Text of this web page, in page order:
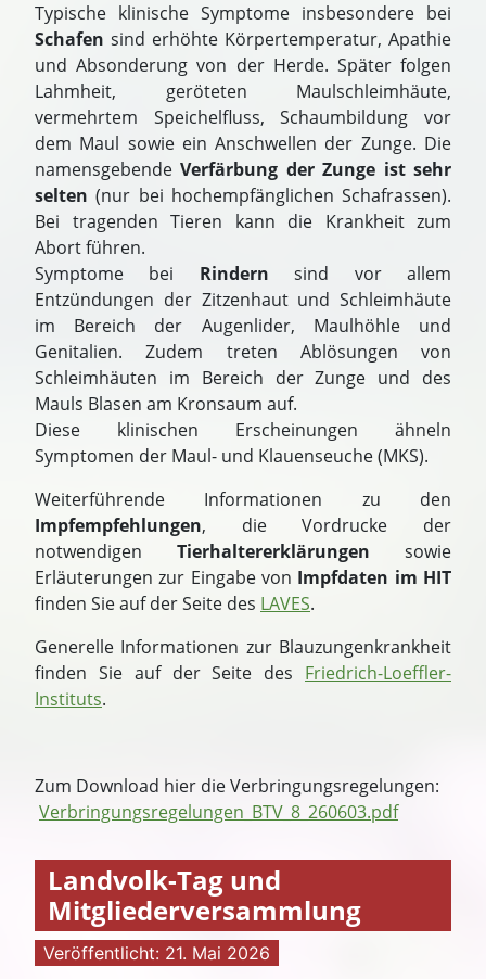
Typische klinische Symptome insbesondere bei
Schafen sind erhöhte Körpertemperatur, Apathie
und Absonderung von der Herde. Später folgen
Lahmheit, geröteten Maulschleimhäute,
vermehrtem Speichelfluss, Schaumbildung vor
dem Maul sowie ein Anschwellen der Zunge. Die
namensgebendeVerfärbung der Zunge ist sehr
selten (nur bei hochempfänglichen Schafrassen).
Bei tragenden Tieren kann die Krankheit zum
Abort führen.
Symptome bei Rindern sind vor allem
Entzündungen der Zitzenhaut und Schleimhäute
im Bereich der Augenlider, Maulhöhle und
Genitalien. Zudem treten Ablösungen von
Schleimhäuten im Bereich der Zunge und des
Mauls Blasen am Kronsaum auf.
Diese klinischen Erscheinungen ähneln
Symptomen der Maul- und Klauenseuche (MKS).
Weiterführende Informationen zu den
Impfempfehlungen, die Vordrucke der
notwendigen Tierhaltererklärungen sowie
Erläuterungen zur Eingabe von Impfdaten im HIT
finden Sie auf der Seite des LAVES.
Generelle Informationen zur Blauzungenkrankheit
finden Sie auf der Seite des Friedrich-Loeffler-
Instituts.
Zum Download hier die Verbringungsregelungen:
Verbringungsregelungen_BTV_8_260603.pdf
Landvolk-Tag und
Mitgliederversammlung
Veröffentlicht: 21. Mai 2026